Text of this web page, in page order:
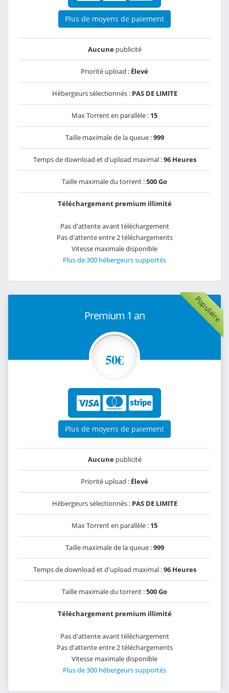
Plus de moyens de paiement
Aucunepublicité
Priorité upload : Élevé
Hébergeurs sélectionnés : PAS DE LIMITE
Max Torrent en parallèle : 15
Taille maximale de la queue :999
Temps de download et d'upload maximal :96 Heures
Taille maximale du torrent :500 Go
Téléchargement premium illimité
Pas d'attente avant téléchargement
Pas d'attente entre 2 téléchargements
Vitesse maximale disponible
Plus de 300 hébergeurs supportés
Populaire
Premium 1 an
50€
Plus de moyens de paiement
Aucunepublicité
Priorité upload : Élevé
Hébergeurs sélectionnés : PAS DE LIMITE
Max Torrent en parallèle : 15
Taille maximale de la queue :999
Temps de download et d'upload maximal :96 Heures
Taille maximale du torrent :500 Go
Téléchargement premium illimité
Pas d'attente avant téléchargement
Pas d'attente entre 2 téléchargements
Vitesse maximale disponible
Plus de 300 hébergeurs supportés